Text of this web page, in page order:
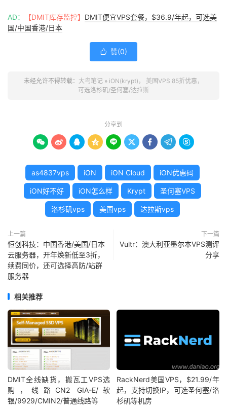
AD： 【DMIT库存监控】 DMIT便宜VPS套餐，$36.9/年起，可选美
国/中国香港/日本
 赞(0)
未经允许不得转载： 大鸟笔记 » iON(krypt)， 美国VPS 85折优惠，
可选洛杉矶/圣何塞/达拉斯
分享到
        
as4837vps iON iON Cloud iON优惠码
iON好不好 iON怎么样 Krypt 圣何塞VPS
洛杉矶vps 美国vps 达拉斯vps
上一篇
恒创科技：中国香港/美国/日本
云服务器，开年焕新低至3折，
续费同价，还可选择高防/站群
服务器
下一篇
Vultr：澳大利亚墨尔本VPS测评
分享
相关推荐
DMIT全线缺货，搬瓦工VPS选
购，线路CN2 GIA-E/软
银/9929/CMIN2/普通线路等
RackNerd美国VPS，$21.99/年
起，支持切换IP，可选圣何塞/洛
杉矶等机房